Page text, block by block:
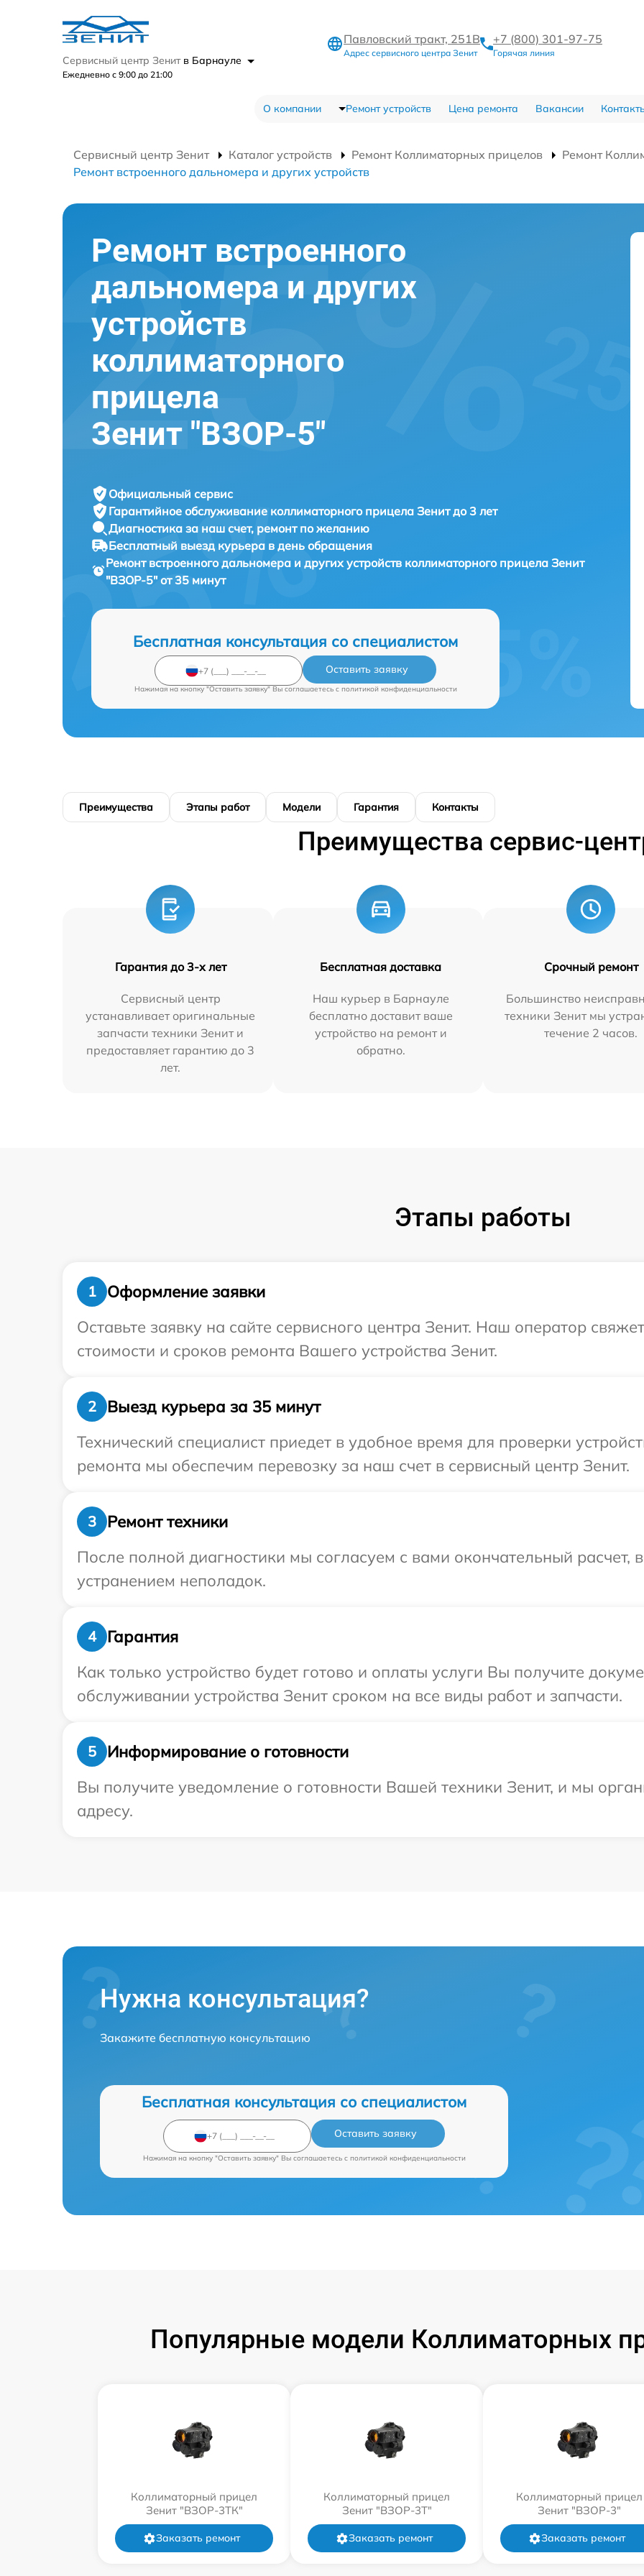
Сервисный центр Зенит в Барнауле
Ежедневно с 9:00 до 21:00
Павловский тракт, 251В
Адрес сервисного центра Зенит
+7 (800) 301-97-75
Горячая линия
О компании Ремонт устройств Цена ремонта Вакансии
Сервисный центр Зенит Каталог устройств Ремонт Коллиматорных прицелов
Ремонт
Ремонт встроенного дальномера и других устройств
Ремонт встроенного
дальномера и других
устройств
коллиматорного
прицела
Зенит "ВЗОР-5"
Официальный сервис
Гарантийное обслуживание коллиматорного прицела Зенит до 3 лет
Диагностика за наш счет, ремонт по желанию
Бесплатный выезд курьера в день обращения
Ремонт встроенного дальномера и других устройств коллиматорного прицелаЗенит
"ВЗОР-5" от 35 минут
Бесплатная консультация со специалистом
Оставить заявку
Нажимая на кнопку "Оставить заявку" Вы соглашаетесь c политикой конфиденциальности
Преимущества Этапы работ Модели Гарантия Контакты
Преимущества сервис-
Гарантия до 3-х лет
Сервисный центр
устанавливает оригинальные
запчасти техники Зенит и
предоставляет гарантию до 3
лет.
Бесплатная доставка
Наш курьер в Барнауле
бесплатно доставит ваше
устройство на ремонт и
обратно.
Срочный ремонт
Большинство
техники Зенит мы
течение 2 часов.
Этапы работы
1
Оформление заявки
Оставьте заявку на сайте сервисного центра Зенит. Наш оператор
стоимости и сроков ремонта Вашего устройства Зенит.
2
Выезд курьера за 35 минут
Технический специалист приедет в удобное время для проверки
ремонта мы обеспечим перевозку за наш счет в сервисный центр Зенит.
3
Ремонт техники
После полной диагностики мы согласуем с вами окончательный расчет,
устранением неполадок.
4
Гарантия
Как только устройство будет готово и оплаты услуги Вы получите
обслуживании устройства Зенит сроком на все виды работ и запчасти.
5
Информирование о готовности
Вы получите уведомление о готовности Вашей техники Зенит, и мы
адресу.
Нужна консультация?
Закажите бесплатную консультацию
Бесплатная консультация со специалистом
Оставить заявку
Нажимая на кнопку "Оставить заявку" Вы соглашаетесь c политикой конфиденциальности
Популярные модели Коллиматорных
Коллиматорный прицел
Зенит "ВЗОР-3ТК"
Заказать ремонт
Коллиматорный прицел
Зенит "ВЗОР-3Т"
Заказать ремонт
Коллиматорный прицел
Зенит "ВЗОР-3"
Заказать ремонт